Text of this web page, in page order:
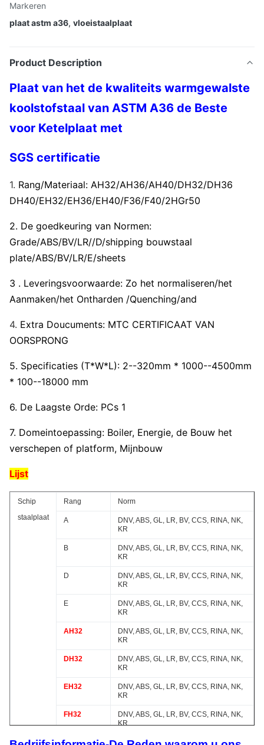
Markeren
plaat astm a36, vloeistaalplaat
Product Description
Plaat van het de kwaliteits warmgewalste
koolstofstaal van ASTM A36 de Beste
voor Ketelplaat met
SGS certificatie
1. Rang/Materiaal: AH32/AH36/AH40/DH32/DH36
DH40/EH32/EH36/EH40/F36/F40/2HGr50
2. De goedkeuring van Normen:
Grade/ABS/BV/LR//D/shipping bouwstaal
plate/ABS/BV/LR/E/sheets
3 . Leveringsvoorwaarde: Zo het normaliseren/het
Aanmaken/het Ontharden /Quenching/and
4. Extra Doucuments: MTC CERTIFICAAT VAN
OORSPRONG
5. Specificaties (T*W*L): 2--320mm * 1000--4500mm
* 100--18000 mm
6. De Laagste Orde: PCs 1
7. Domeintoepassing: Boiler, Energie, de Bouw het
verschepen of platform, Mijnbouw
Lijst
Schip
staalplaat
Rang Norm
A
DNV, ABS, GL, LR, BV, CCS, RINA, NK,
KR
B
DNV, ABS, GL, LR, BV, CCS, RINA, NK,
KR
D
DNV, ABS, GL, LR, BV, CCS, RINA, NK,
KR
E
DNV, ABS, GL, LR, BV, CCS, RINA, NK,
KR
AH32
DNV, ABS, GL, LR, BV, CCS, RINA, NK,
KR
DH32
DNV, ABS, GL, LR, BV, CCS, RINA, NK,
KR
EH32
DNV, ABS, GL, LR, BV, CCS, RINA, NK,
KR
FH32
DNV, ABS, GL, LR, BV, CCS, RINA, NK,
KR
AH36 DNV, ABS, GL, LR, BV, CCS, RINA, NK,